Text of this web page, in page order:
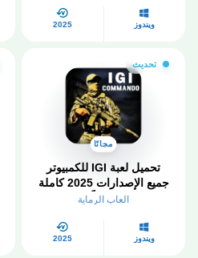
ويندوز 2025
تحديث
مجانًا
تحميل لعبة IGI للكمبيوتر
جميع الإصدارات 2025 كاملة
مجاناً
العاب الرماية
ويندوز 2025